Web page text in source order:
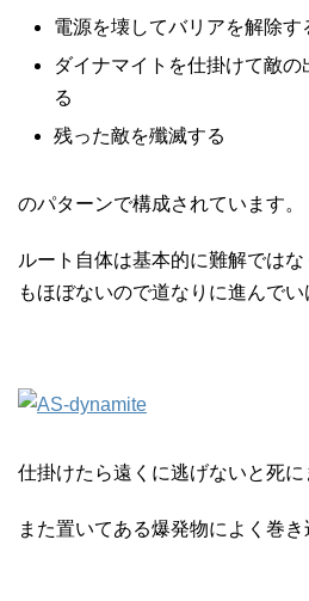
電源を壊してバリアを解除す
ダイナマイトを仕掛けて敵
る
残った敵を殲滅する
のパターンで構成されています。
ルート自体は基本的に難解では
もほぼないので道なりに進んでい
仕掛けたら遠くに逃げないと死に
また置いてある爆発物によく巻き